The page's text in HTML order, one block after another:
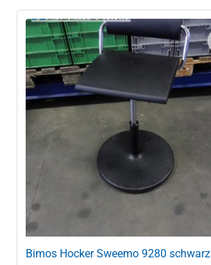
Bimos Hocker Sweemo 9280 schwarz